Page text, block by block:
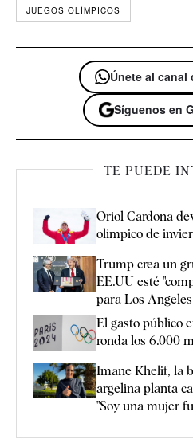
JUEGOS OLÍMPICOS
Únete al canal
Síguenos en
TE PUEDE
Oriol Cardona
olímpico de
Trump crea un
EE.UU esté
para Los
El gasto público
ronda los 6.000
Imane Khelif, la
argelina planta
"Soy una mujer